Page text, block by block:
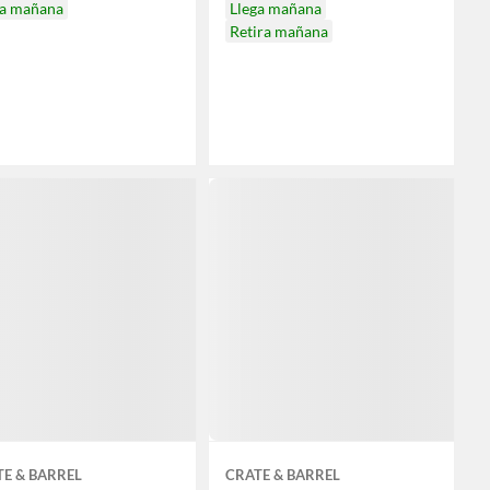
mañana
Llega mañana
Retira mañana
& BARREL CRATE & BARREL